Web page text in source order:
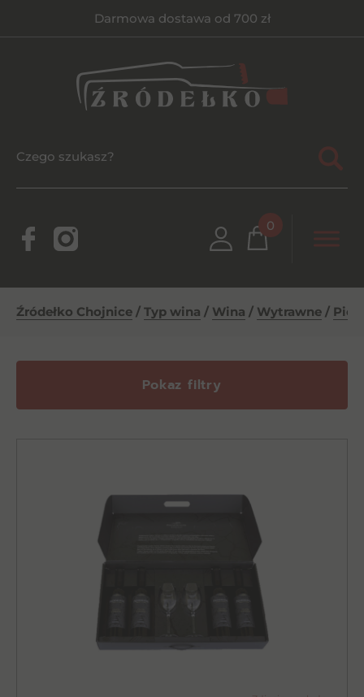
Darmowa dostawa od 700 zł
0
Źródełko Chojnice / Typ wina / Wina / Wytrawne /
Pokaz filtry